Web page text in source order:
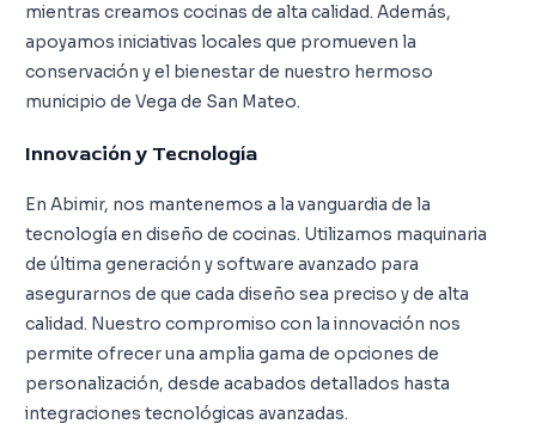
mientras creamos cocinas de alta calidad. Además,
apoyamos iniciativas locales que promueven la
conservación y el bienestar de nuestro hermoso
municipio de Vega de San Mateo.
Innovación y Tecnología
En Abimir, nos mantenemos a la vanguardia de la
tecnología en diseño de cocinas. Utilizamos maquinaria
de última generación y software avanzado para
asegurarnos de que cada diseño sea preciso y de alta
calidad. Nuestro compromiso con la innovación nos
permite ofrecer una amplia gama de opciones de
personalización, desde acabados detallados hasta
integraciones tecnológicas avanzadas.